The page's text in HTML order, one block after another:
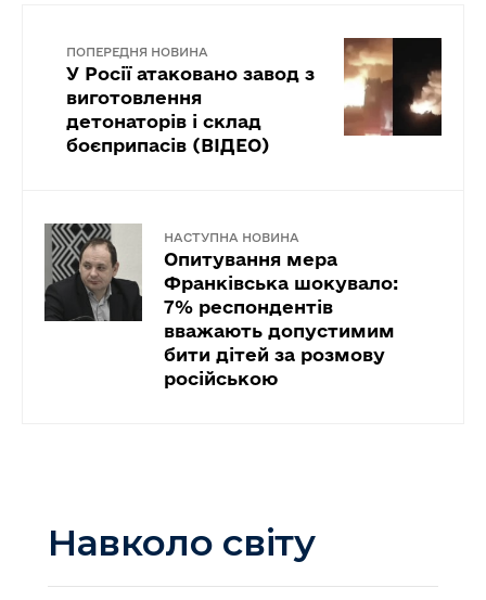
ПОПЕРЕДНЯ НОВИНА
У Росії атаковано завод з
виготовлення
детонаторів і склад
боєприпасів (ВІДЕО)
НАСТУПНА НОВИНА
Опитування мера
Франківська шокувало:
7% респондентів
вважають допустимим
бити дітей за розмову
російською
Навколо світу